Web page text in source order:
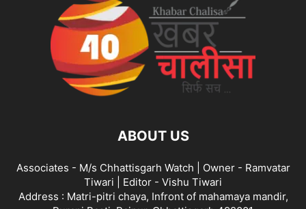
ABOUT US
Associates - M/s Chhattisgarh Watch | Owner - Ramvatar
Tiwari | Editor - Vishu Tiwari
Address : Matri-pitri chaya, Infront of mahamaya mandir,